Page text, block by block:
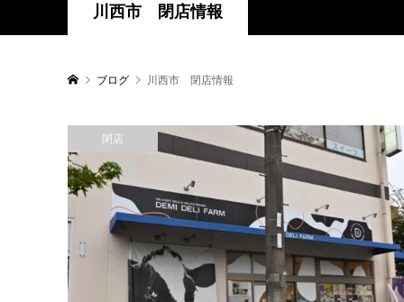
川西市 閉店情報
ブログ 川西市 閉店情報
閉店